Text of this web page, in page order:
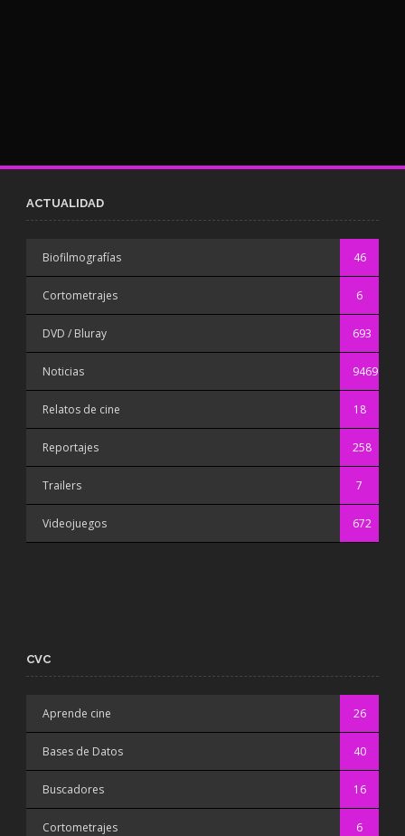
ACTUALIDAD
Biofilmografías 46
Cortometrajes 6
DVD / Bluray 693
Noticias 9469
Relatos de cine 18
Reportajes 258
Trailers 7
Videojuegos 672
CVC
Aprende cine 26
Bases de Datos 40
Buscadores 16
Cortometrajes 6